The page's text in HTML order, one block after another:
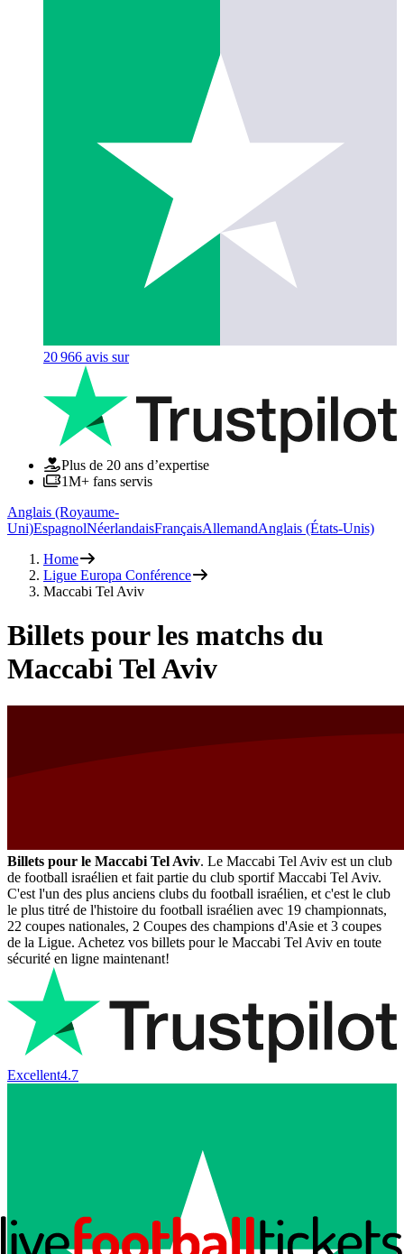
20 966 avis sur
Plus de 20 ans d’expertise
1M+ fans servis
Anglais (Royaume-
Uni)EspagnolNéerlandaisFrançaisAllemandAnglais (États-Unis)
Home
Ligue Europa Conférence
Maccabi Tel Aviv
Billets pour les matchs du
Maccabi Tel Aviv
Billets pour le Maccabi Tel Aviv. Le Maccabi Tel Aviv est un club
de football israélien et fait partie du club sportif Maccabi Tel Aviv.
C'est l'un des plus anciens clubs du football israélien, et c'est le club
le plus titré de l'histoire du football israélien avec 19 championnats,
22 coupes nationales, 2 Coupes des champions d'Asie et 3 coupes
de la Ligue. Achetez vos billets pour le Maccabi Tel Aviv en toute
sécurité en ligne maintenant!
Excellent4.7